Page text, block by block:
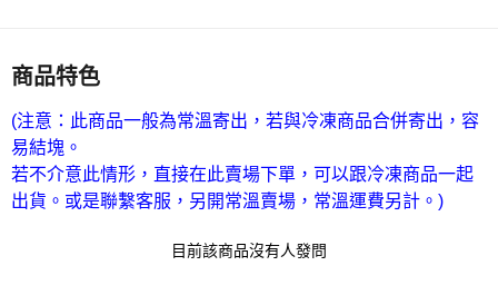
商品特色
(注意：此商品一般為常溫寄出，若與冷凍商品合併寄出，容
易結塊。
若不介意此情形，直接在此賣場下單，可以跟冷凍商品一起
出貨。或是聯繫客服，另開常溫賣場，常溫運費另計。)
目前該商品沒有人發問